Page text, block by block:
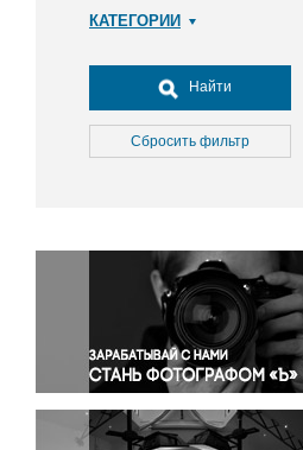
КАТЕГОРИИ
Досуг, туризм и отдых
Культура
Медицина
Окружающая среда
Политика
Правосудие
Происшествия и конфликты
Религия
Светская жизнь
Спорт
Найти
Сбросить фильтр